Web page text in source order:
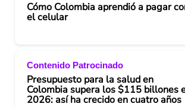
Cómo Colombia aprendió a pagar
el celular
Contenido Patrocinado
Presupuesto para la salud en
Colombia supera los $115 billones
2026: así ha crecido en cuatro años